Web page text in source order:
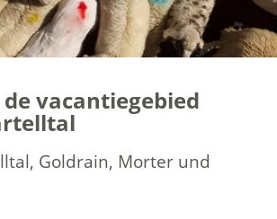
vacantiegebied
Goldrain, Morter und